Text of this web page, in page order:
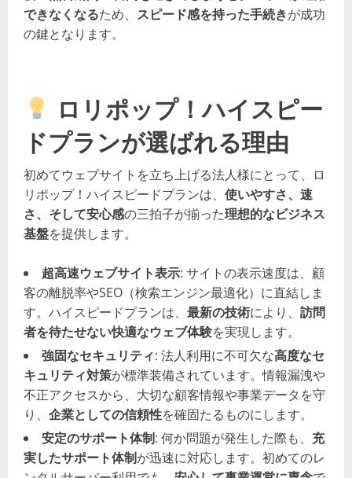
できなくなるため、 スピード感を持った手続きが成功
の鍵となります。
ロリポップ！ハイスピー
ドプランが選ばれる理由
初めてウェブサイトを立ち上げる法人様にとって、ロ
リポップ！ハイスピードプランは、 使いやすさ、速
さ、そして安心感の三拍子が揃った理想的なビジネス
基盤を提供します。
超高速ウェブサイト表示: サイトの表示速度は、顧
客の離脱率やSEO（検索エンジン最適化）に直結しま
す。ハイスピードプランは、 最新の技術により、 訪問
者を待たせない快適なウェブ体験を実現します。
強固なセキュリティ: 法人利用に不可欠な高度なセ
キュリティ対策が標準装備されています。情報漏洩や
不正アクセスから、大切な顧客情報や事業データを守
り、 企業としての信頼性を確固たるものにします。
安定のサポート体制: 何か問題が発生した際も、 充
実したサポート体制が迅速に対応します。初めてのレ